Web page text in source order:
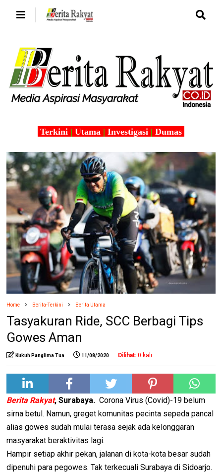
Terkini | Utama | Investigasi | Dumas
Home Berita-Terkini Berita Utama
Tasyakuran Ride, SCC Berbagi Tips
Gowes Aman
Kukuh Panglima Tua 11/08/2020 Dilihat: 0 kali
Berita Rakyat, Surabaya. Corona Virus (Covid)-19 belum
sirna betul. Namun, greget komunitas pecinta sepeda pancal
alias gowes sudah mulai terasa sejak ada kelonggaran
masyarakat beraktivitas lagi.
Hampir setiap akhir pekan, jalanan di kota-kota besar sudah
dipenuhi para pegowes. Tak terkecuali Surabaya di Sidoarjo.